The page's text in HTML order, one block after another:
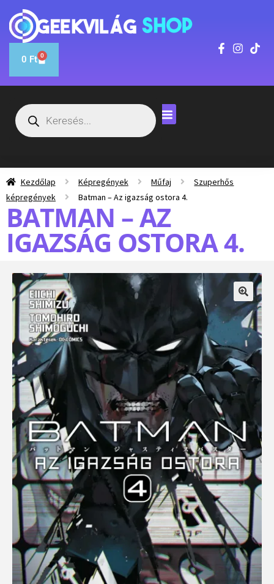
0 Ft 0
Kezdőlap Képregények Műfaj
Szuperhős
képregények
Batman – Az igazság ostora 4.
BATMAN – AZ
IGAZSÁG OSTORA 4.